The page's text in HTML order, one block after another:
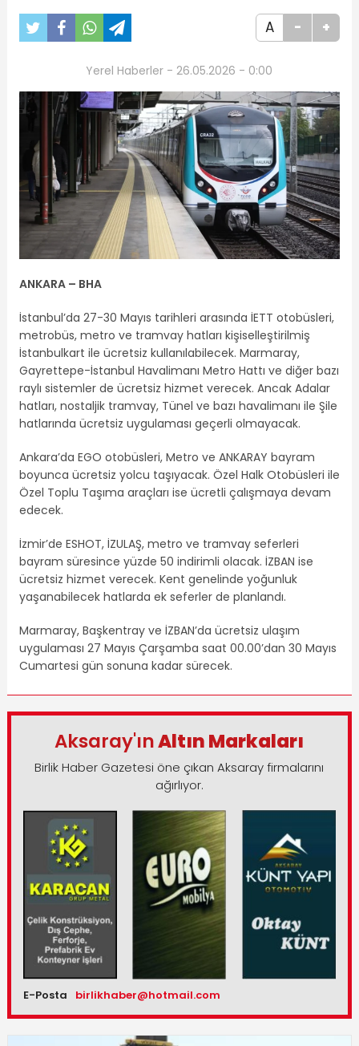
A - +
Yerel Haberler - 26.05.2026 - 0:00
ANKARA – BHA
İstanbul’da 27-30 Mayıs tarihleri arasında İETT otobüsleri,
metrobüs, metro ve tramvay hatları kişiselleştirilmiş
İstanbulkart ile ücretsiz kullanılabilecek. Marmaray,
Gayrettepe-İstanbul Havalimanı Metro Hattı ve diğer bazı
raylı sistemler de ücretsiz hizmet verecek. Ancak Adalar
hatları, nostaljik tramvay, Tünel ve bazı havalimanı ile Şile
hatlarında ücretsiz uygulaması geçerli olmayacak.
Ankara’da EGO otobüsleri, Metro ve ANKARAY bayram
boyunca ücretsiz yolcu taşıyacak. Özel Halk Otobüsleri ile
Özel Toplu Taşıma araçları ise ücretli çalışmaya devam
edecek.
İzmir’de ESHOT, İZULAŞ, metro ve tramvay seferleri
bayram süresince yüzde 50 indirimli olacak. İZBAN ise
ücretsiz hizmet verecek. Kent genelinde yoğunluk
yaşanabilecek hatlarda ek seferler de planlandı.
Marmaray, Başkentray ve İZBAN’da ücretsiz ulaşım
uygulaması 27 Mayıs Çarşamba saat 00.00’dan 30 Mayıs
Cumartesi gün sonuna kadar sürecek.
Aksaray'ınAltın Markaları
Birlik Haber Gazetesi öne çıkan Aksaray firmalarını
ağırlıyor.
E-Posta birlikhaber@hotmail.com